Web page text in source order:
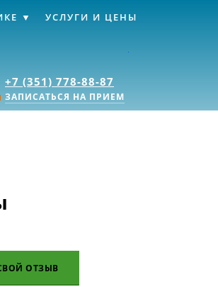
+7 (351) 778-88-87
ЗАПИСАТЬСЯ НА ПРИЕМ
УСЛУГИ И ЦЕНЫ
ОТЗЫВ